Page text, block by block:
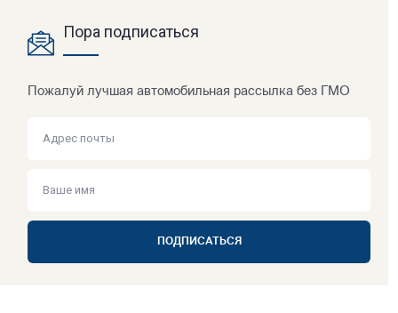
Пора подписаться
Пожалуй лучшая автомобильная рассылка без ГМО
ПОДПИСАТЬСЯ